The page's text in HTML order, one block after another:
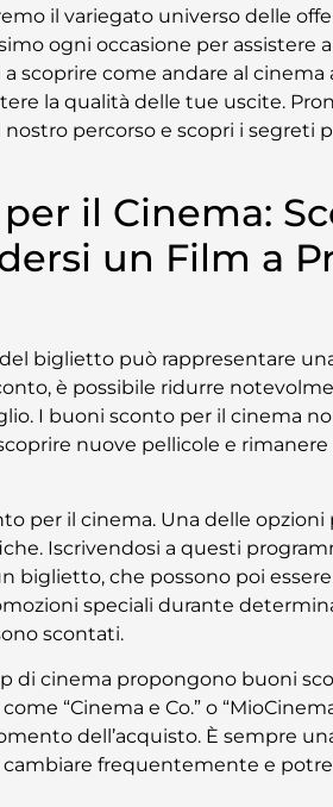
il variegato universo delle
ogni occasione per assistere
scoprire come andare al cinema
la qualità delle tue uscite.
nostro percorso e scopri i segreti
il Cinema:
un Film a
biglietto può rappresentare
è possibile ridurre
I buoni sconto per il cinema
nuove pellicole e
per il cinema. Una delle opzioni
Iscrivendosi a questi
biglietto, che possono poi
speciali durante
scontati.
di cinema propongono buoni
“Cinema e Co.” o
dell’acquisto. È sempre
frequentemente e